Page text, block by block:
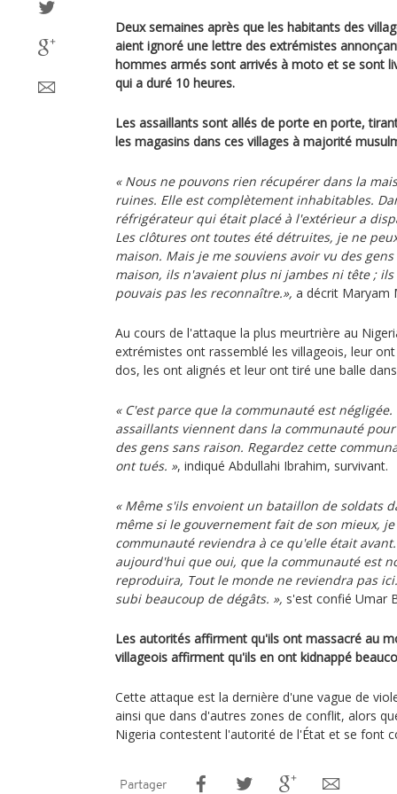
Deux semaines après que les habitants des
aient ignoré une lettre des extrémistes
hommes armés sont arrivés à moto et se sont
qui a duré 10 heures.
Les assaillants sont allés de porte en porte,
les magasins dans ces villages à majorité
« Nous ne pouvons rien récupérer dans la
ruines. Elle est complètement inhabitables.
réfrigérateur qui était placé à l'extérieur a
Les clôtures ont toutes été détruites, je ne
maison. Mais je me souviens avoir vu des
maison, ils n'avaient plus ni jambes ni tête ;
pouvais pas les reconnaître.», a décrit Maryam
Au cours de l'attaque la plus meurtrière au
extrémistes ont rassemblé les villageois, leur
dos, les ont alignés et leur ont tiré une balle
« C'est parce que la communauté est
assaillants viennent dans la communauté
des gens sans raison. Regardez cette
ont tués. », indiqué Abdullahi Ibrahim, survivant.
« Même s'ils envoient un bataillon de soldats
même si le gouvernement fait de son mieux,
communauté reviendra à ce qu'elle était
aujourd'hui que oui, que la communauté est
reproduira, Tout le monde ne reviendra pas
subi beaucoup de dégâts. », s'est confié Umar
Les autorités affirment qu'ils ont massacré au
villageois affirment qu'ils en ont kidnappé
Cette attaque est la dernière d'une vague de
ainsi que dans d'autres zones de conflit, alors
Nigeria contestent l'autorité de l'État et se font
Partager